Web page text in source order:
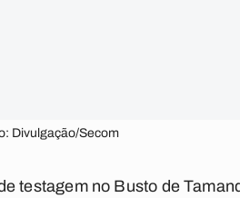
Divulgação/Secom
testagem no Busto de